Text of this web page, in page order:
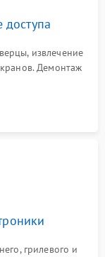
извлечение
Демонтаж
доступа к
грилевого и